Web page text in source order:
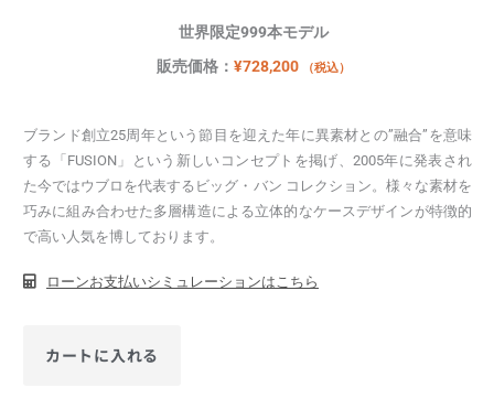
世界限定999本モデル
販売価格： ¥728,200 （税込）
ブランド創立25周年という節目を迎えた年に異素材との”融合”を意味
する「FUSION」という新しいコンセプトを掲げ、2005年に発表され
た今ではウブロを代表するビッグ・バン コレクション。様々な素材を
巧みに組み合わせた多層構造による立体的なケースデザインが特徴的
で高い人気を博しております。
ローンお支払いシミュレーションはこちら
カートに入れる